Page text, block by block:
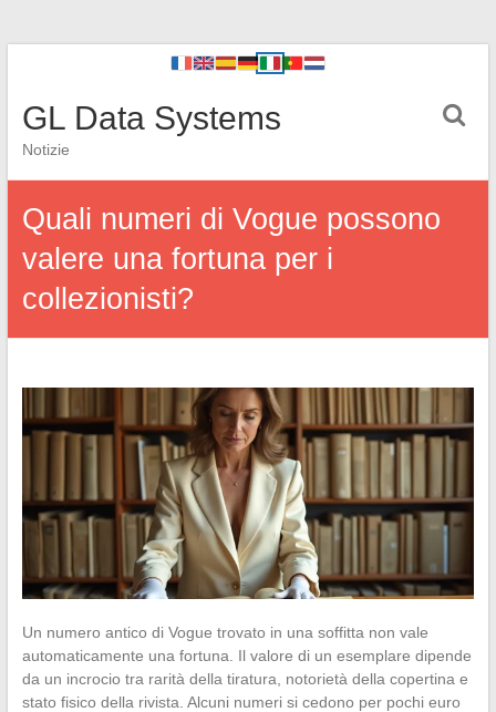
GL Data Systems
Notizie
Quali numeri di Vogue possono
valere una fortuna per i
collezionisti?
Un numero antico di Vogue trovato in una soffitta non vale
automaticamente una fortuna. Il valore di un esemplare dipende
da un incrocio tra rarità della tiratura, notorietà della copertina e
stato fisico della rivista. Alcuni numeri si cedono per pochi euro